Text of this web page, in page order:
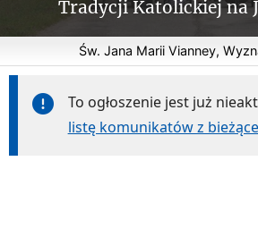
Tradycji Katolickiej na
Św. Jana Marii Vianney,
To ogłoszenie jest już
listę komunikatów z